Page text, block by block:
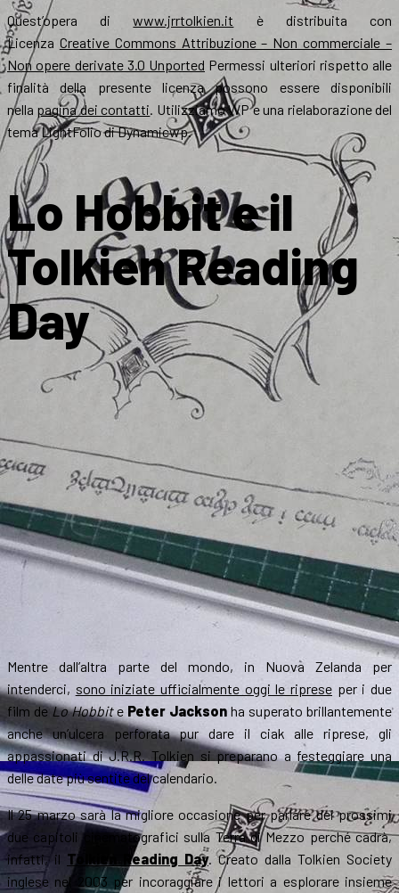
Quest’opera diwww.jrrtolkien.it è distribuita con
Licenza Creative Commons Attribuzione – Non commerciale –
Non opere derivate 3.0 Unported Permessi ulteriori rispetto alle
finalità della presente licenza possono essere disponibili
nella pagina dei contatti. Utilizziamo WP e una rielaborazione del
tema LightFolio di Dynamicwp.
Lo Hobbit e il
Tolkien Reading
Day
Mentre dall’altra parte del mondo, in Nuova Zelanda per
intenderci, sono iniziate ufficialmente oggi le riprese per i due
film deLo Hobbite Peter Jackson ha superato brillantemente
anche un’ulcera perforata pur dare il ciak alle riprese, gli
appassionati di J.R.R. Tolkien si preparano a festeggiare una
delle date più sentite del calendario.
Il 25 marzo sarà la migliore occasione per parlare dei prossimi
due capitoli cinematografici sulla Terra di Mezzo perché cadrà,
infatti, il Tolkien Reading Day. Creato dalla Tolkien Society
inglese nel 2003 per incoraggiare i lettori a esplorare insieme